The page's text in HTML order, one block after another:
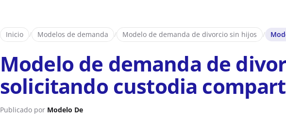
Inicio / Modelos de demanda / Modelo de demanda de divorcio sin hijos /
Modelo de demanda de
solicitando custodia
Publicado por Modelo De